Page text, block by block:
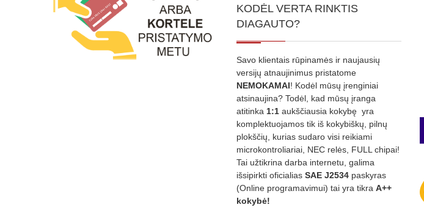
KODĖL VERTA RINKTIS
DIAGAUTO?
Savo klientais rūpinamės ir naujausių
versijų atnaujinimus pristatome
NEMOKAMAI! Kodėl mūsų įrenginiai
atsinaujina? Todėl, kad mūsų įranga
atitinka 1:1 aukščiausia kokybę yra
komplektuojamos tik iš kokybiškų, pilnų
plokščių, kurias sudaro visi reikiami
microkontroliariai, NEC relės, FULL chipai!
Tai užtikrina darba internetu, galima
išsipirkti oficialias SAE J2534 paskyras
(Online programavimui) tai yra tikra A++
kokybė!